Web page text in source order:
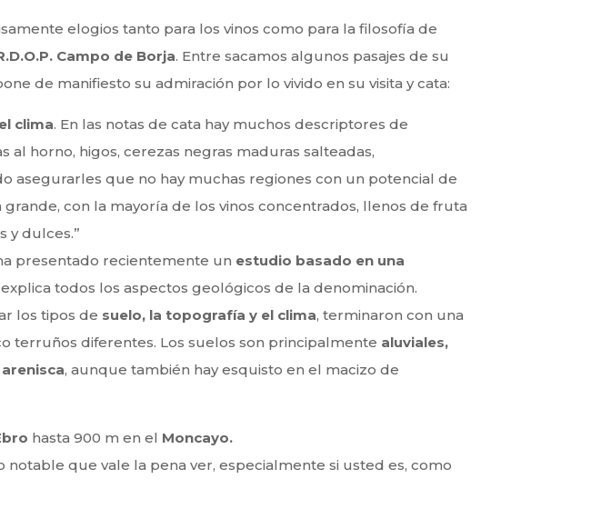
elogios tanto para los vinos como para la filosofía de
Campo de Borja. Entre sacamos algunos pasajes de su
de manifiesto su admiración por lo vivido en su visita y cata:
clima. En las notas de cata hay muchos descriptores de
al horno, higos, cerezas negras maduras salteadas,
asegurarles que no hay muchas regiones con un potencial de
con la mayoría de los vinos concentrados, llenos de fruta
y dulces.”
presentado recientemente un estudio basado en una
todos los aspectos geológicos de la denominación.
los tipos de suelo, la topografía y el clima, terminaron con una
terruños diferentes. Los suelos son principalmente aluviales,
, aunque también hay esquisto en el macizo de
hasta 900 m en el Moncayo.
notable que vale la pena ver, especialmente si usted es, como